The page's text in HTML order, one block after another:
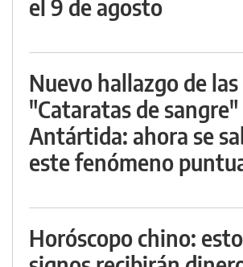
el 9 de agosto
Nuevo hallazgo de las
"Cataratas de sangre"
Antártida: ahora se
este fenómeno
Horóscopo chino: